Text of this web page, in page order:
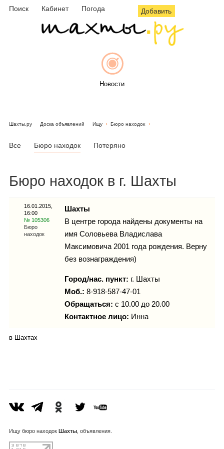
Поиск Кабинет Погода Добавить
Новости
Объявления
Каталог
Шахты.ру Доска объявлений Ищу Бюро находок
Все Бюро находок Потеряно
Бюро находок в г. Шахты
16.01.2015,
16:00
№ 105306
Бюро
находок
Шахты
В центре города найдены документы на
имя Соловьева Владислава
Максимовича 2001 года рождения. Верну
без вознаграждения)
Город/нас. пункт: г. Шахты
Моб.: 8-918-587-47-01
Обращаться: с 10.00 до 20.00
Контактное лицо: Инна
в Шахтах
Ищу бюро находок Шахты, объявления.